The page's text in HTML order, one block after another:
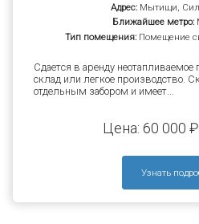
Адрес: Мытищи,
Ближайшее метро:
Тип помещения: Помещение
Сдается в аренду
склад или легкое производство.
отдельным забором и имеет...
Цена: 60 000
Узнать